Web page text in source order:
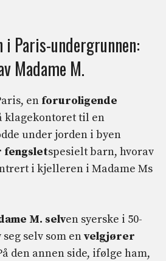
i Paris-undergrunnen:
Madame M.
en foruroligende
klagekontoret til en
under jorden i byen
fengsletspesielt barn, hvorav
i kjelleren i Madame Ms
M. selven syerske i 50-
selv som envelgjører
den annen side, ifølge ham,